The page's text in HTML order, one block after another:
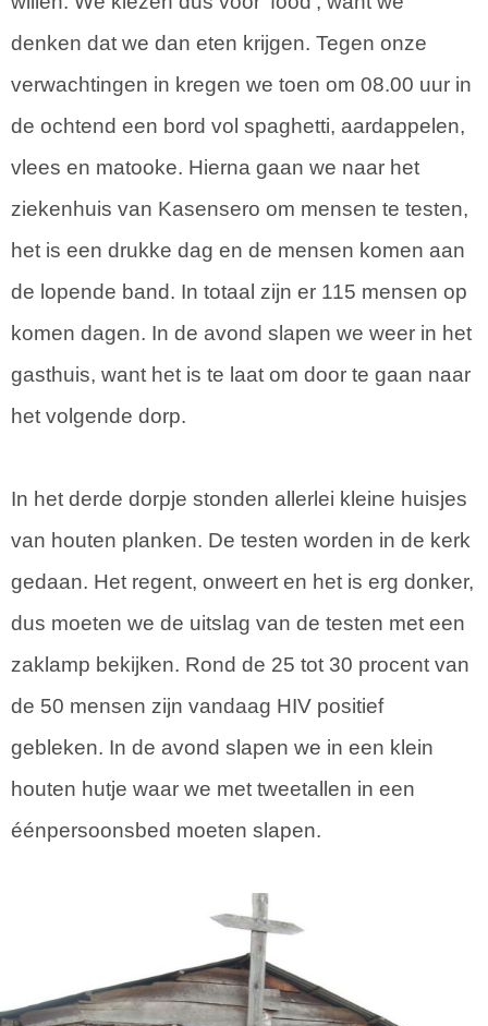
denken dat we dan eten krijgen. Tegen onze
verwachtingen in kregen we toen om 08.00 uur in
de ochtend een bord vol spaghetti, aardappelen,
vlees en matooke. Hierna gaan we naar het
ziekenhuis van Kasensero om mensen te testen,
het is een drukke dag en de mensen komen aan
de lopende band. In totaal zijn er 115 mensen op
komen dagen. In de avond slapen we weer in het
gasthuis, want het is te laat om door te gaan naar
het volgende dorp.
In het derde dorpje stonden allerlei kleine huisjes
van houten planken. De testen worden in de kerk
gedaan. Het regent, onweert en het is erg donker,
dus moeten we de uitslag van de testen met een
zaklamp bekijken. Rond de 25 tot 30 procent van
de 50 mensen zijn vandaag HIV positief
gebleken. In de avond slapen we in een klein
houten hutje waar we met tweetallen in een
éénpersoonsbed moeten slapen.